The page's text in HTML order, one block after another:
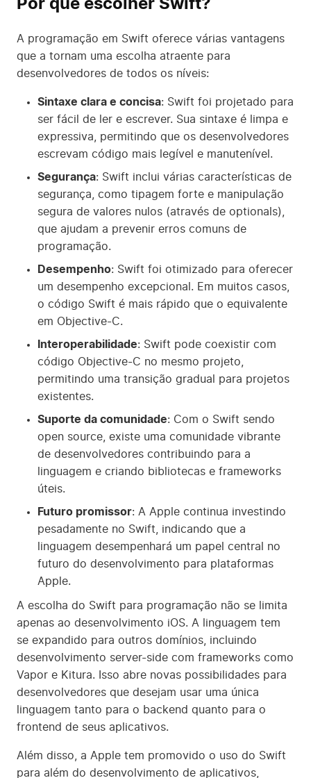
Por que escolher Swift?
A programação em Swift oferece várias vantagens
que a tornam uma escolha atraente para
desenvolvedores de todos os níveis:
Sintaxe clara e concisa: Swift foi projetado para
ser fácil de ler e escrever. Sua sintaxe é limpa e
expressiva, permitindo que os desenvolvedores
escrevam código mais legível e manutenível.
Segurança: Swift inclui várias características de
segurança, como tipagem forte e manipulação
segura de valores nulos (através de optionals),
que ajudam a prevenir erros comuns de
programação.
Desempenho: Swift foi otimizado para oferecer
um desempenho excepcional. Em muitos casos,
o código Swift é mais rápido que o equivalente
em Objective-C.
Interoperabilidade: Swift pode coexistir com
código Objective-C no mesmo projeto,
permitindo uma transição gradual para projetos
existentes.
Suporte da comunidade: Com o Swift sendo
open source, existe uma comunidade vibrante
de desenvolvedores contribuindo para a
linguagem e criando bibliotecas e frameworks
úteis.
Futuro promissor: A Apple continua investindo
pesadamente no Swift, indicando que a
linguagem desempenhará um papel central no
futuro do desenvolvimento para plataformas
Apple.
A escolha do Swift para programação não se limita
apenas ao desenvolvimento iOS. A linguagem tem
se expandido para outros domínios, incluindo
desenvolvimento server-side com frameworks como
Vapor e Kitura. Isso abre novas possibilidades para
desenvolvedores que desejam usar uma única
linguagem tanto para o backend quanto para o
frontend de seus aplicativos.
Além disso, a Apple tem promovido o uso do Swift
para além do desenvolvimento de aplicativos,